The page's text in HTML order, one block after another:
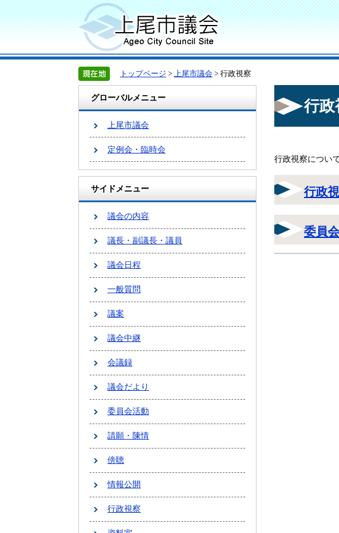
トップページ > 上尾市議会 > 行政視察
グローバルメニュー
上尾市議会
定例会・臨時会
サイドメニュー
議会の内容
議長・副議長・議員
議会日程
一般質問
議案
議会中継
会議録
議会だより
委員会活動
請願・陳情
傍聴
情報公開
行政視察
行政
行政視察につい
行政
委員